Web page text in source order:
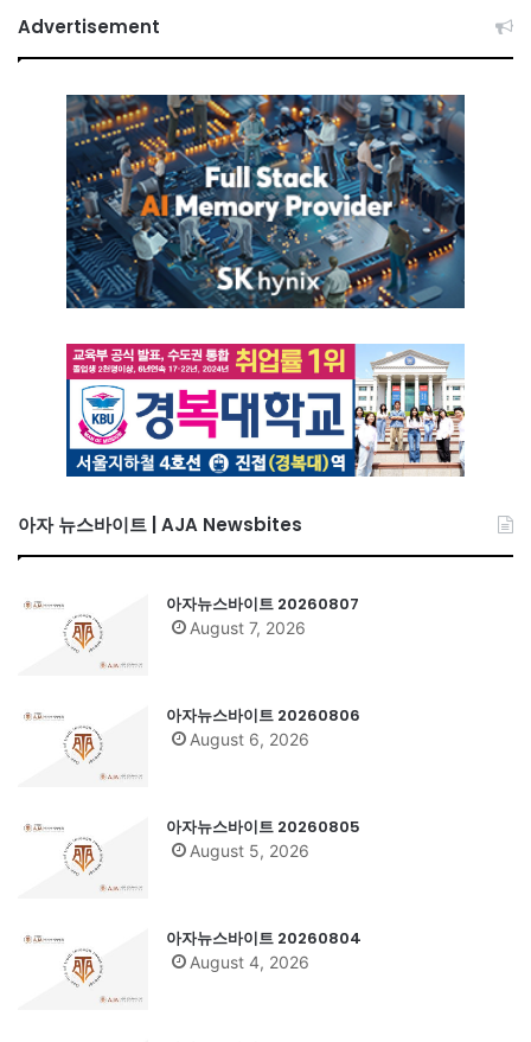
Advertisement
아자 뉴스바이트 | AJA Newsbites
아자뉴스바이트 20260807
August 7, 2026
아자뉴스바이트 20260806
August 6, 2026
아자뉴스바이트 20260805
August 5, 2026
아자뉴스바이트 20260804
August 4, 2026